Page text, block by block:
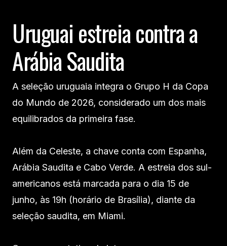
Uruguai estreia contra a
Arábia Saudita
A seleção uruguaia integra o Grupo H da Copa
do Mundo de 2026, considerado um dos mais
equilibrados da primeira fase.
Além da Celeste, a chave conta com Espanha,
Arábia Saudita e Cabo Verde. A estreia dos sul-
americanos está marcada para o dia 15 de
junho, às 19h (horário de Brasília), diante da
seleção saudita, em Miami.